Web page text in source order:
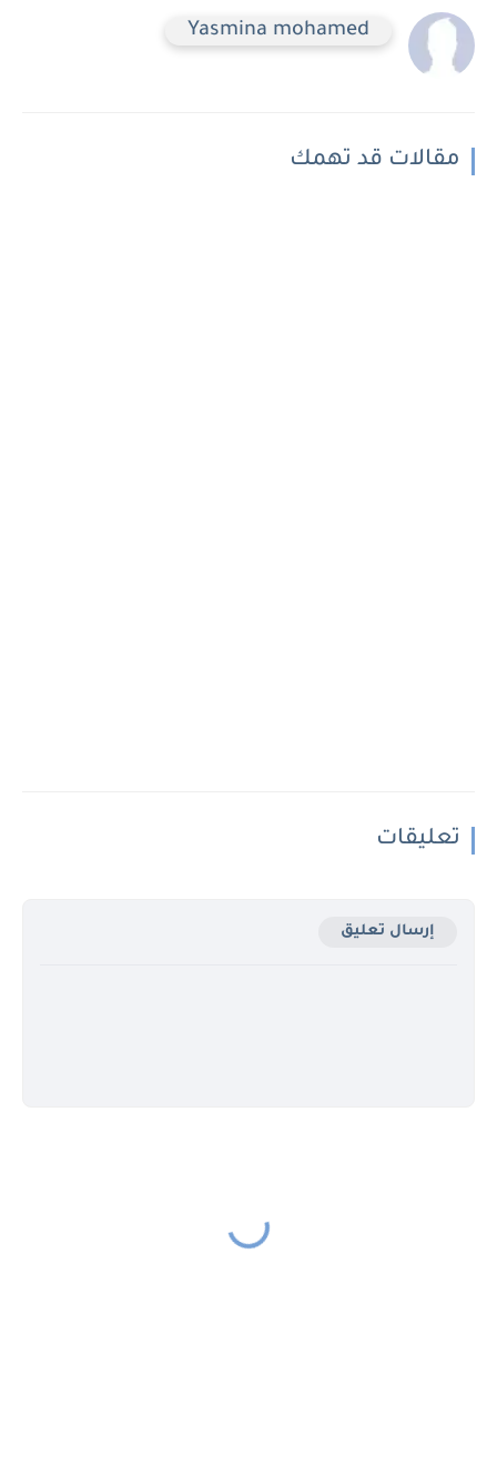
Yasmina mohamed
مقالات قد تهمك
تعليقات
إرسال تعليق